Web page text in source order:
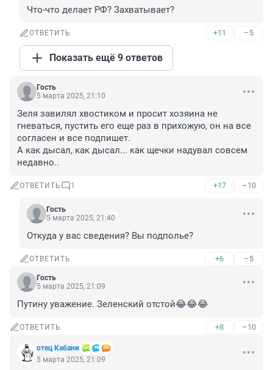
Что-что делает РФ? Захватывает?
ОТВЕТИТЬ +11 –5
Показать ещё 9 ответов
Гость
5 марта 2025, 21:10
Зеля завилял хвостиком и просит хозяина не
гневаться, пустить его еще раз в прихожую, он на все
согласен и все подпишет.
А как дысал, как дысал... как щечки надувал совсем
недавно..
ОТВЕТИТЬ 1 +17 –10
Гость
5 марта 2025, 21:40
Откуда у вас сведения? Вы подполье?
ОТВЕТИТЬ +6 –5
Гость
5 марта 2025, 21:09
Путину уважение. Зеленский отстой😂😂😂
ОТВЕТИТЬ +8 –10
отец Кабани
5 марта 2025, 21:09